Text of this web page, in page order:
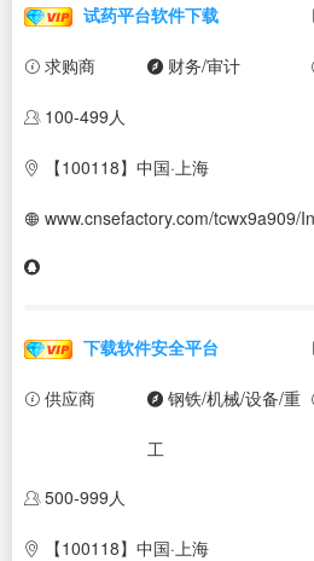
试药平台软件下载
求购商 财务/审计
100-499人
【100118】中国·上海
www.cnsefactory.com/tcwx9a909/
下载软件安全平台
供应商 钢铁/机械/设备/重
工
500-999人
【100118】中国·上海